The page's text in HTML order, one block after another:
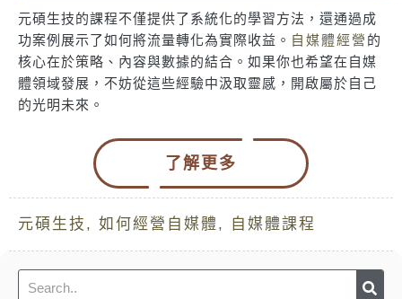
元碩生技的課程不僅提供了系統化的學習方法，還通過成
功案例展示了如何將流量轉化為實際收益。 自媒體經營 的
核心在於策略、內容與數據的結合。如果你也希望在自媒
體領域發展，不妨從這些經驗中汲取靈感，開啟屬於自己
的光明未來。
了解更多
元碩生技 , 如何經營自媒體, 自媒體課程
Search